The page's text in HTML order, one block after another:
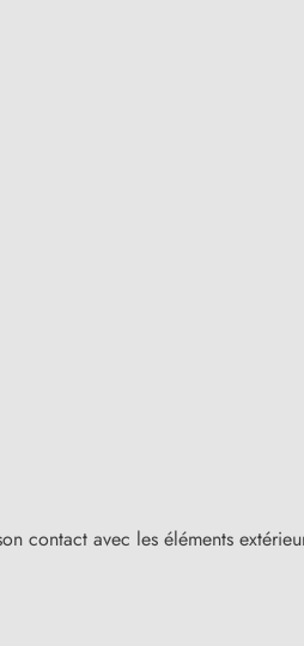
contact avec les éléments